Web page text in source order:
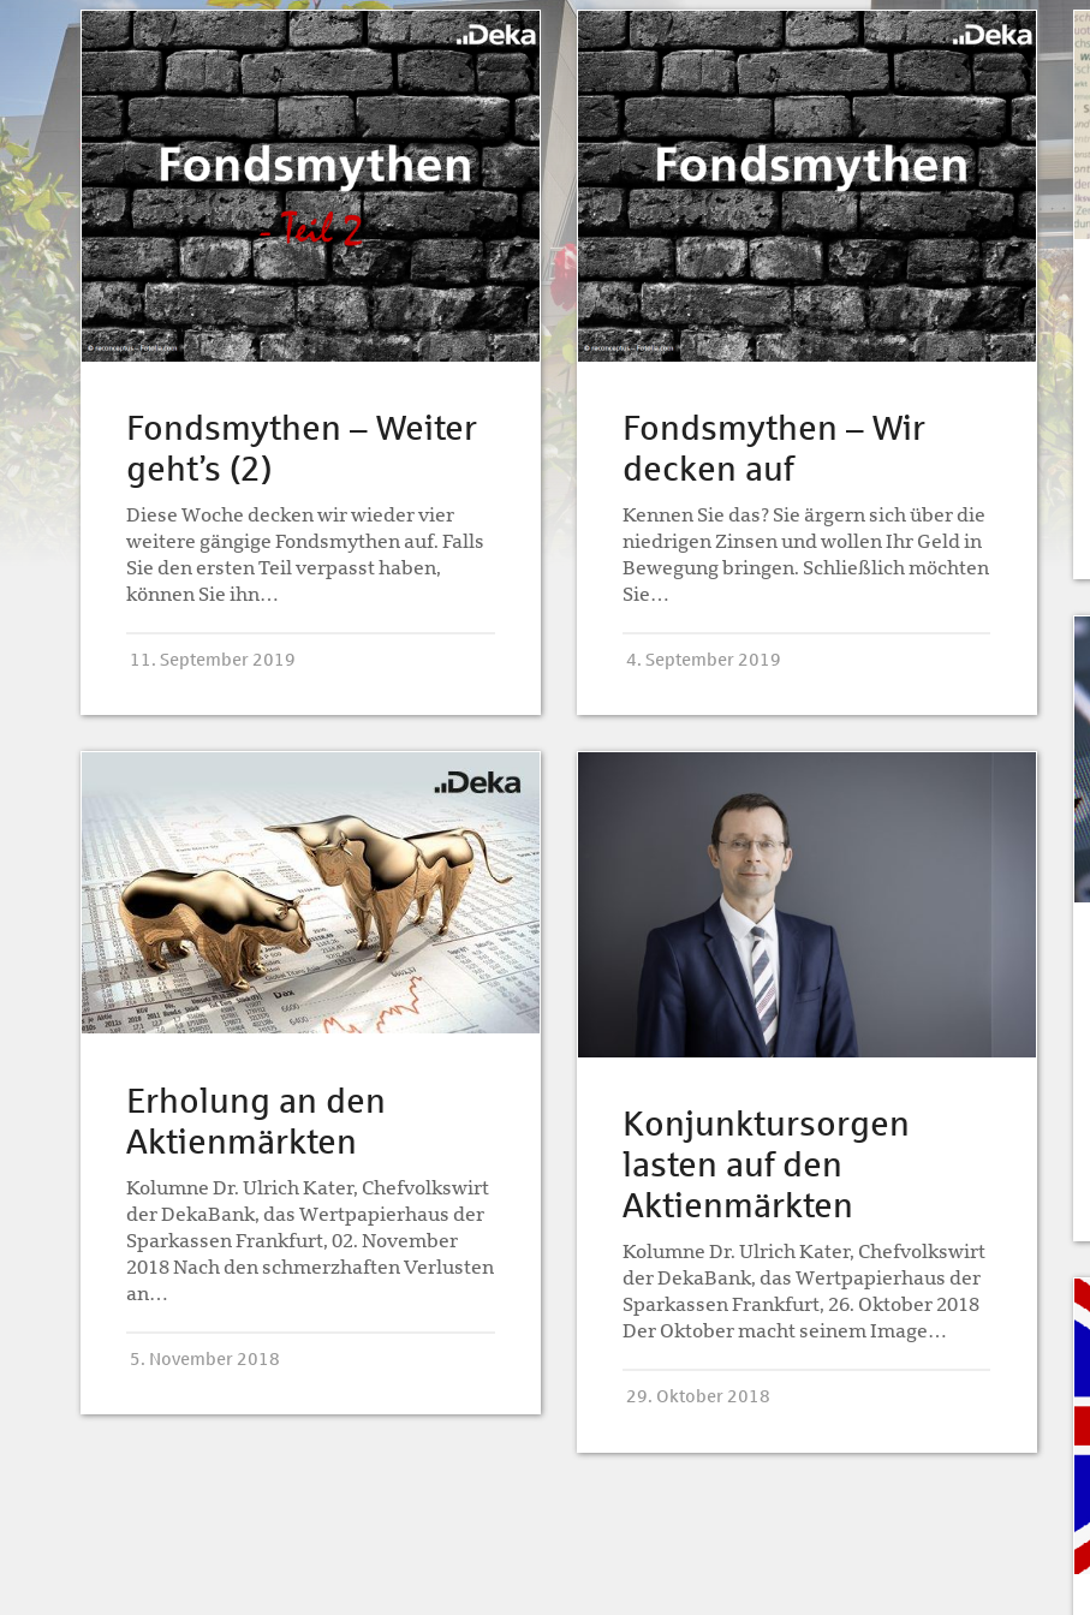
Fondsmythen – Weiter
geht’s (2)
Diese Woche decken wir wieder vier
weitere gängige Fondsmythen auf. Falls
Sie den ersten Teil verpasst haben,
können Sie ihn…
11. September 2019
Fondsmythen – Wir
decken auf
Kennen Sie das? Sie ärgern sich über die
niedrigen Zinsen und wollen Ihr Geld in
Bewegung bringen. Schließlich möchten
Sie…
4. September 2019
Erholung an den
Aktienmärkten
Kolumne Dr. Ulrich Kater, Chefvolkswirt
der DekaBank, das Wertpapierhaus der
Sparkassen Frankfurt, 02. November
2018 Nach den schmerzhaften Verlusten
an…
5. November 2018
Konjunktursorgen
lasten auf den
Aktienmärkten
Kolumne Dr. Ulrich Kater, Chefvolkswirt
der DekaBank, das Wertpapierhaus der
Sparkassen Frankfurt, 26. Oktober 2018
Der Oktober macht seinem Image…
29. Oktober 2018